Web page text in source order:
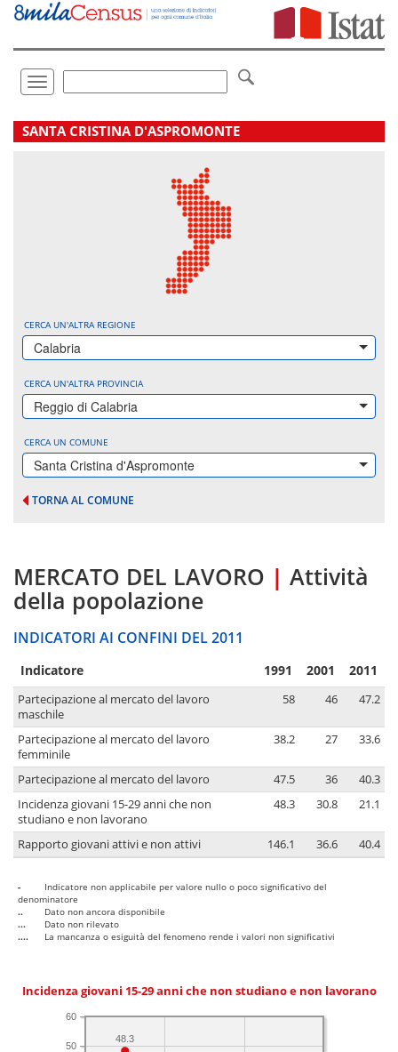
Vai
direttamente
Toggle
navigation
.
SANTA CRISTINA D'ASPROMONTE
CERCA UN'ALTRA REGIONE
Calabria
CERCA UN'ALTRA PROVINCIA
Reggio di Calabria
CERCA UN COMUNE
Santa Cristina d'Aspromonte
TORNA AL COMUNE
MERCATO DEL LAVORO | Attività
della popolazione
INDICATORI AI CONFINI DEL 2011
Indicatore 1991 2001 2011
Partecipazione al mercato del lavoro
maschile
58 46 47.2
Partecipazione al mercato del lavoro
femminile
38.2 27 33.6
Partecipazione al mercato del lavoro 47.5 36
40.3
Incidenza giovani 15-29 anni che non
studiano e non lavorano
48.3 30.8 21.1
Rapporto giovani attivi e non attivi 146.1 36.6 40.4
-
Indicatore non applicabile per valore nullo o poco significativo del
denominatore
..
Dato non ancora disponibile
...
Dato non rilevato
....
La mancanza o esiguità del fenomeno rende i valori non significativi
Incidenza giovani 15-29 anni che non studiano e non lavorano
50
60
48.3